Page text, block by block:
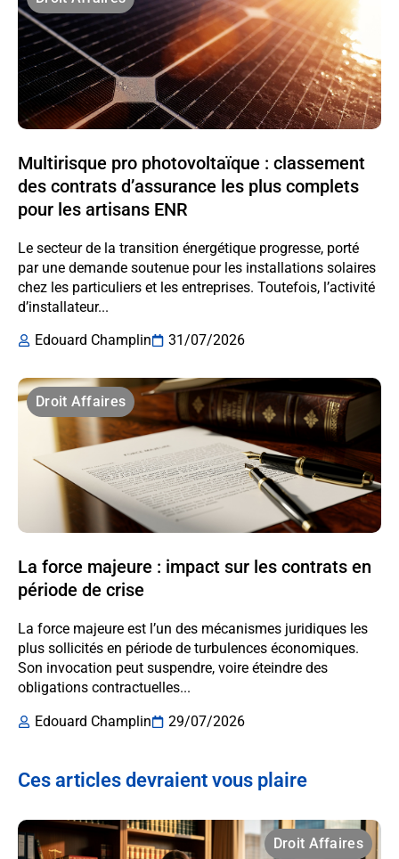
Multirisque pro photovoltaïque : classement
des contrats d’assurance les plus complets
pour les artisans ENR
Le secteur de la transition énergétique progresse, porté
par une demande soutenue pour les installations solaires
chez les particuliers et les entreprises. Toutefois, l’activité
d’installateur...
Edouard Champlin
31/07/2026
Droit Affaires
La force majeure : impact sur les contrats en
période de crise
La force majeure est l’un des mécanismes juridiques les
plus sollicités en période de turbulences économiques.
Son invocation peut suspendre, voire éteindre des
obligations contractuelles...
Edouard Champlin
29/07/2026
Ces articles devraient vous plaire
Droit Affaires